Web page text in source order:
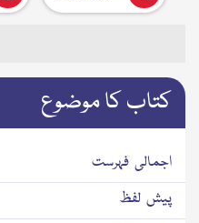
کتاب کا موضوع
اجمالی فہرست
پیش لفظ